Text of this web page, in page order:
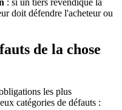
doit défendre l'acheteur ou
de la chose
les plus
catégories de défauts :